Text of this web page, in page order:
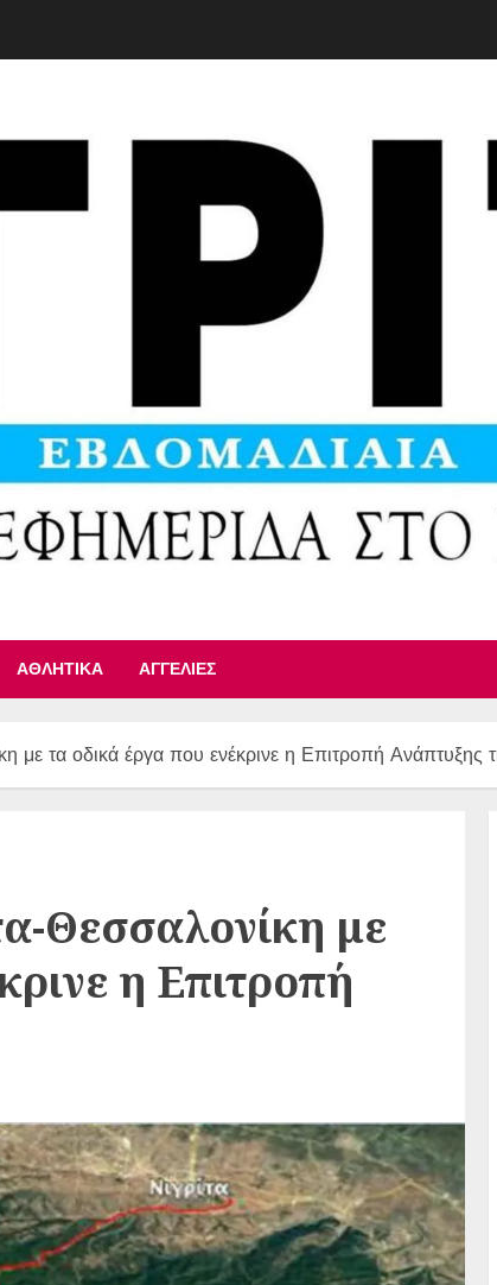
ΑΘΛΗΤΙΚΆ ΑΓΓΕΛΊΕΣ
με τα οδικά έργα που ενέκρινε η Επιτροπή
Θεσσαλονίκη με
η Επιτροπή